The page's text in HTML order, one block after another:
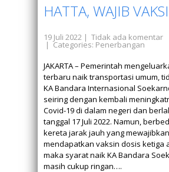
HATTA, WAJIB
19 Juli 2022 | Tidak ada komentar
| Categories: Penerbangan
JAKARTA – Pemerintah
terbaru naik transportasi umum,
KA Bandara Internasional
seiring dengan kembali
Covid-19 di dalam negeri dan
tanggal 17 Juli 2022. Namun,
kereta jarak jauh yang
mendapatkan vaksin dosis ketiga
maka syarat naik KA Bandara
masih cukup ringan….